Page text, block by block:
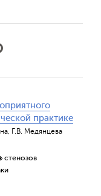
практике
Г.В. Медянцева
стенозов